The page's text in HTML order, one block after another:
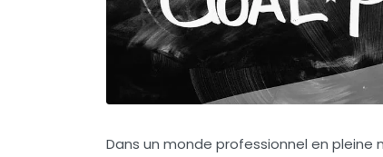
Dans un monde professionnel en